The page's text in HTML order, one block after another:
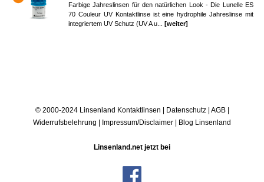
Farbige Jahreslinsen für den natürlichen Look - Die Lunelle ES
70 Couleur UV Kontaktlinse ist eine hydrophile Jahreslinse mit
integriertem UV Schutz (UV A u... [weiter]
© 2000-2024 Linsenland Kontaktlinsen | Datenschutz| AGB|
Widerrufsbelehrung | Impressum/Disclaimer | Blog Linsenland
Linsenland.net jetzt bei